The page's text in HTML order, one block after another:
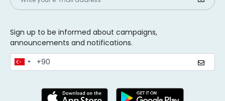
Sign up to be informed about campaigns,
announcements and notifications.